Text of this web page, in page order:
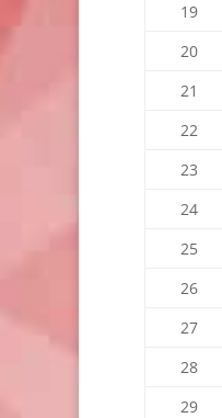
19
20
21
22
23
24
25
26
27
28
29